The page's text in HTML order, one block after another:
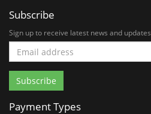
Subscribe
Sign up to receive latest news and updates
Payment Types